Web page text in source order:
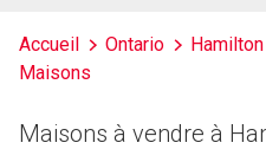
et
les
d'inscriptions
Accueil Ontario Hamilton
Maisons
Maisons à vendre à